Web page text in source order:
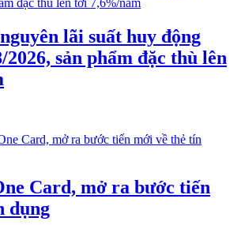
lãi suất huy động
sản phẩm đặc thù lên
Card, mở ra bước tiến
dụng